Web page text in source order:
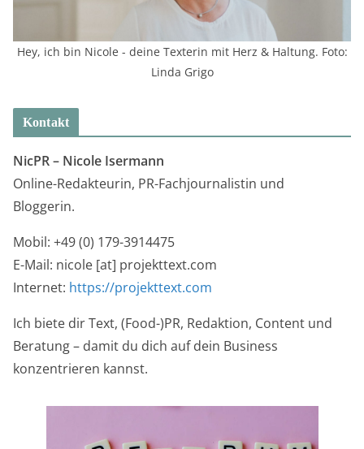
Hey, ich bin Nicole - deine Texterin mit Herz & Haltung. Foto:
Linda Grigo
Kontakt
NicPR – Nicole Isermann
Online-Redakteurin, PR-Fachjournalistin und
Bloggerin.
Mobil: +49 (0) 179-3914475
E-Mail: nicole [at] projekttext.com
Internet: https://projekttext.com
Ich biete dir Text, (Food-)PR, Redaktion, Content und
Beratung – damit du dich auf dein Business
konzentrieren kannst.